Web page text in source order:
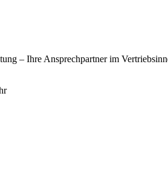
– Ihre Ansprechpartner im